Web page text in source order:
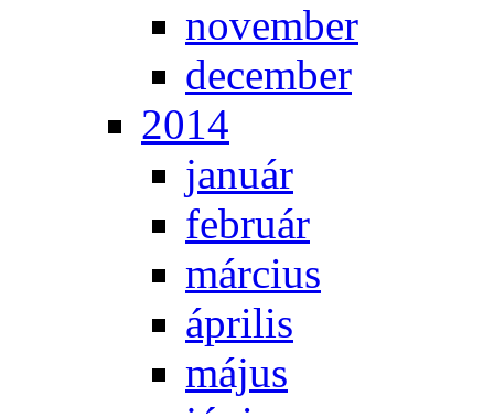
no­vem­ber
de­cem­ber
2014
ja­nu­ár
feb­ru­ár
már­ci­us
áp­ri­lis
má­jus